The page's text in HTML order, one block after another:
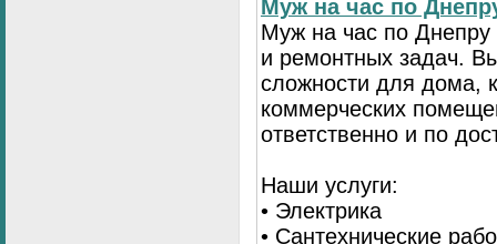
Муж на час по
Муж на час по
и ремонтных задач.
сложности для дома,
коммерческих
ответственно и по
Наши услуги:
• Электрика
• Сантехнические